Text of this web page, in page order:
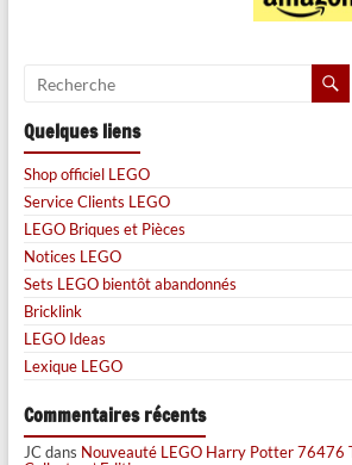
Quelques liens
Shop officiel LEGO
Service Clients LEGO
LEGO Briques et Pièces
Notices LEGO
Sets LEGO bientôt abandonnés
Bricklink
LEGO Ideas
Lexique LEGO
Commentaires récents
JCdans Nouveauté LEGO Harry Potter 76476